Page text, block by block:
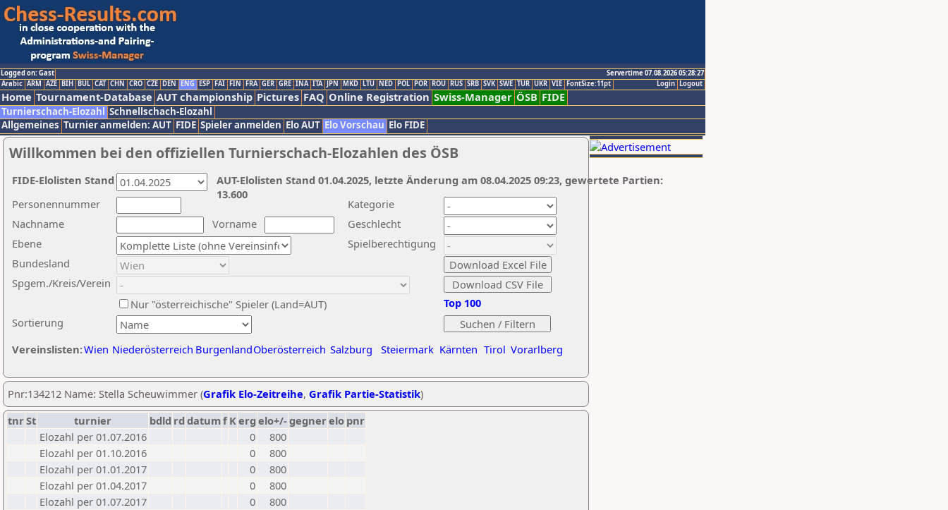
Logged on: Gast
Servertime 07.08.2026 05:28:27
Logout
Login
Arabic ARM AZE BIH BUL CAT CHN CRO CZE DEN ENG ESP FAI FIN FRA GER GRE INA ITA JPN MKD LTU NED POL POR ROU RUS SRB SVK SWE TUR UKR VIE FontSize:11pt
Home Tournament-Database AUT championship Pictures FAQ Online Registration Swiss-Manager ÖSB FIDE
Turnierschach-Elozahl Schnellschach-Elozahl
Allgemeines Turnier anmelden: AUT FIDE Spieler anmelden Elo AUT Elo Vorschau Elo FIDE
Willkommen bei den offiziellen Turnierschach-Elozahlen des ÖSB
Nachname
Vorname
Ebene
Kategorie
Sortierung
Personennummer
Bundesland
Spgem./Kreis/Verein
Geschlecht
Nur "österreichische" Spieler (Land=AUT)
Spielberechtigung
Vereinslisten:Wien Niederösterreich BurgenlandOberösterreich Salzburg Steiermark Kärnten Tirol Vorarlberg
Top 100
AUT-Elolisten Stand 01.04.2025, letzte Änderung am 08.04.2025 09:23, gewertete Partien:
13.600
FIDE-Elolisten Stand
Pnr:134212 Name: Stella Scheuwimmer (Grafik Elo-Zeitreihe, Grafik Partie-Statistik)
tnrSt turnier bdld rd datumf Kerg elo+/-gegnerelo pnr
Elozahl per 01.07.2016
0
800
Elozahl per 01.10.2016
0
800
Elozahl per 01.01.2017
0
800
Elozahl per 01.04.2017
0
800
Elozahl per 01.07.2017
0
800